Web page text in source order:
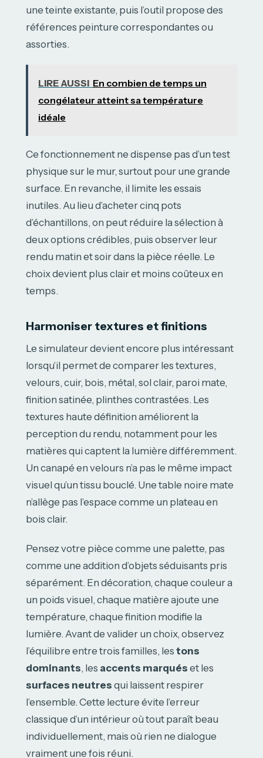
une teinte existante, puis l’outil propose des
références peinture correspondantes ou
assorties.
LIRE AUSSI En combien de temps un
congélateur atteint sa température
idéale
Ce fonctionnement ne dispense pas d’un test
physique sur le mur, surtout pour une grande
surface. En revanche, il limite les essais
inutiles. Au lieu d’acheter cinq pots
d’échantillons, on peut réduire la sélection à
deux options crédibles, puis observer leur
rendu matin et soir dans la pièce réelle. Le
choix devient plus clair et moins coûteux en
temps.
Harmoniser textures et finitions
Le simulateur devient encore plus intéressant
lorsqu’il permet de comparer les textures,
velours, cuir, bois, métal, sol clair, paroi mate,
finition satinée, plinthes contrastées. Les
textures haute définition améliorent la
perception du rendu, notamment pour les
matières qui captent la lumière différemment.
Un canapé en velours n’a pas le même impact
visuel qu’un tissu bouclé. Une table noire mate
n’allège pas l’espace comme un plateau en
bois clair.
Pensez votre pièce comme une palette, pas
comme une addition d’objets séduisants pris
séparément. En décoration, chaque couleur a
un poids visuel, chaque matière ajoute une
température, chaque finition modifie la
lumière. Avant de valider un choix, observez
l’équilibre entre trois familles, les tons
dominants, les accents marqués et les
surfaces neutres qui laissent respirer
l’ensemble. Cette lecture évite l’erreur
classique d’un intérieur où tout paraît beau
individuellement, mais où rien ne dialogue
vraiment une fois réuni.